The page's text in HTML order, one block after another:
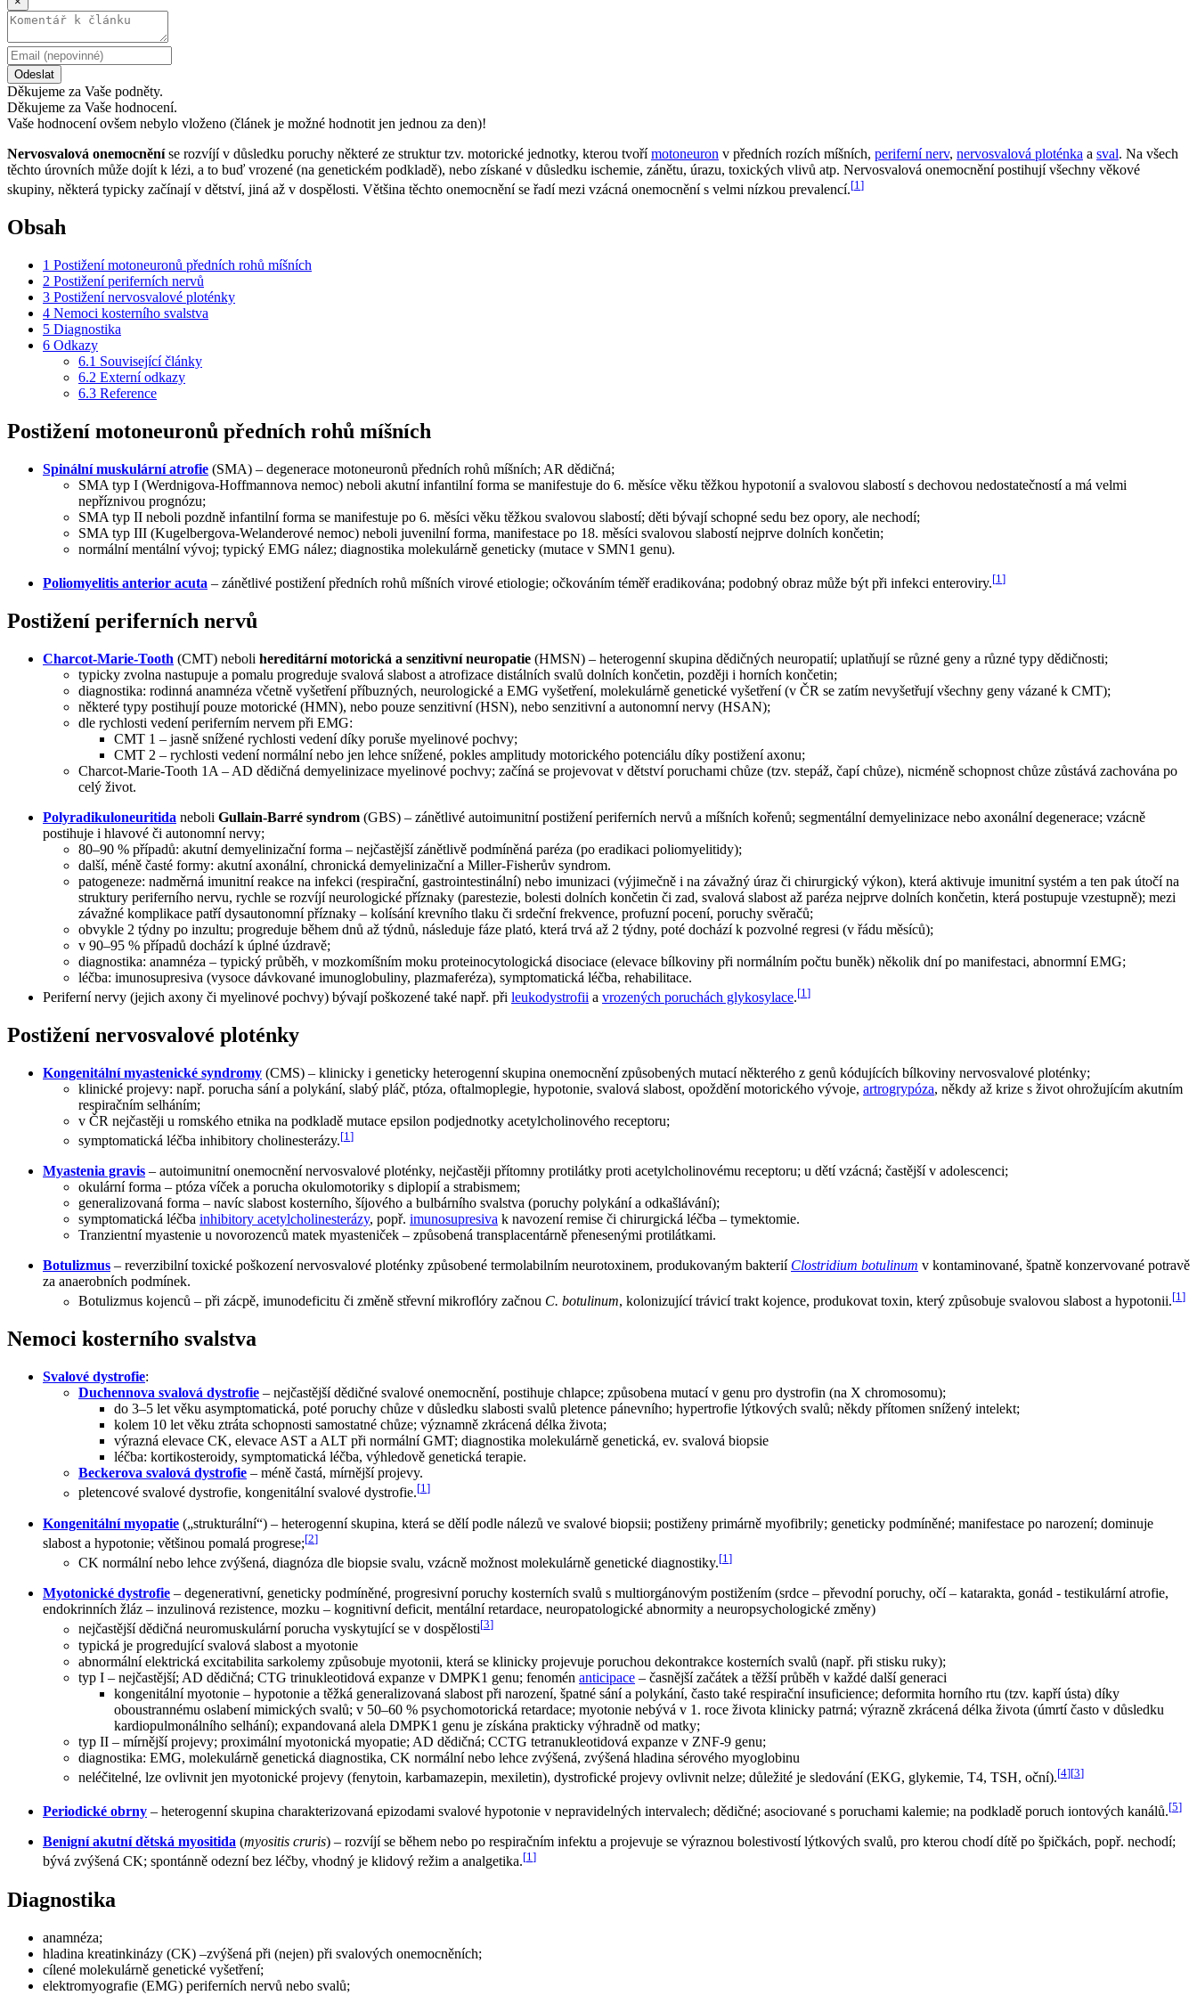
Odeslat
Děkujeme za Vaše podněty.
Děkujeme za Vaše hodnocení.
Vaše hodnocení ovšem nebylo vloženo (článek je možné hodnotit jen jednou za den)!
Nervosvalová onemocněníse rozvíjí v důsledku poruchy některé ze struktur tzv. motorické jednotky, kterou tvořímotoneuron v předních rozích míšních, periferní nerv, nervosvalová ploténka a sval. Na všech
těchto úrovních může dojít k lézi, a to buď vrozené (na genetickém podkladě), nebo získané v důsledku ischemie, zánětu, úrazu, toxických vlivů atp. Nervosvalová onemocnění postihují všechny věkové
skupiny, některá typicky začínají v dětství, jiná až v dospělosti. Většina těchto onemocnění se řadí mezi vzácná onemocnění s velmi nízkou prevalencí.[1 ]
Obsah
1 Postižení motoneuronů předních rohů míšních
2 Postižení periferních nervů
3 Postižení nervosvalové ploténky
4 Nemoci kosterního svalstva
5 Diagnostika
6 Odkazy
6.1 Související články
6.2 Externí odkazy
6.3 Reference
Postižení motoneuronů předních rohů míšních
Spinální muskulární atrofie (SMA) – degenerace motoneuronů předních rohů míšních; AR dědičná;
SMA typ I (Werdnigova-Hoffmannova nemoc) neboli akutní infantilní forma se manifestuje do 6. měsíce věku těžkou hypotonií a svalovou slabostí s dechovou nedostatečností a má velmi
nepříznivou prognózu;
SMA typ II neboli pozdně infantilní forma se manifestuje po 6. měsíci věku těžkou svalovou slabostí; děti bývají schopné sedu bez opory, ale nechodí;
SMA typ III (Kugelbergova-Welanderové nemoc) neboli juvenilní forma, manifestace po 18. měsíci svalovou slabostí nejprve dolních končetin;
normální mentální vývoj; typický EMG nález; diagnostika molekulárně geneticky (mutace v SMN1 genu).
Poliomyelitis anterior acuta – zánětlivé postižení předních rohů míšních virové etiologie; očkováním téměř eradikována; podobný obraz může být při infekci enteroviry.[1 ]
Postižení periferních nervů
Charcot-Marie-Tooth (CMT) neboli hereditární motorická a senzitivní neuropatie (HMSN) – heterogenní skupina dědičných neuropatií; uplatňují se různé geny a různé typy dědičnosti;
typicky zvolna nastupuje a pomalu progreduje svalová slabost a atrofizace distálních svalů dolních končetin, později i horních končetin;
diagnostika: rodinná anamnéza včetně vyšetření příbuzných, neurologické a EMG vyšetření, molekulárně genetické vyšetření (v ČR se zatím nevyšetřují všechny geny vázané k CMT);
některé typy postihují pouze motorické (HMN), nebo pouze senzitivní (HSN), nebo senzitivní a autonomní nervy (HSAN);
dle rychlosti vedení periferním nervem při EMG:
CMT 1 – jasně snížené rychlosti vedení díky poruše myelinové pochvy;
CMT 2 – rychlosti vedení normální nebo jen lehce snížené, pokles amplitudy motorického potenciálu díky postižení axonu;
Charcot-Marie-Tooth 1A – AD dědičná demyelinizace myelinové pochvy; začíná se projevovat v dětství poruchami chůze (tzv. stepáž, čapí chůze), nicméně schopnost chůze zůstává zachována po
celý život.
Polyradikuloneuritida neboli Gullain-Barré syndrom (GBS) – zánětlivé autoimunitní postižení periferních nervů a míšních kořenů; segmentální demyelinizace nebo axonální degenerace; vzácně
postihuje i hlavové či autonomní nervy;
80–90 % případů: akutní demyelinizační forma – nejčastější zánětlivě podmíněná paréza (po eradikaci poliomyelitidy);
další, méně časté formy: akutní axonální, chronická demyelinizační a Miller-Fisherův syndrom.
patogeneze: nadměrná imunitní reakce na infekci (respirační, gastrointestinální) nebo imunizaci (výjimečně i na závažný úraz či chirurgický výkon), která aktivuje imunitní systém a ten pak útočí na
struktury periferního nervu, rychle se rozvíjí neurologické příznaky (parestezie, bolesti dolních končetin či zad, svalová slabost až paréza nejprve dolních končetin, která postupuje vzestupně); mezi
závažné komplikace patří dysautonomní příznaky – kolísání krevního tlaku či srdeční frekvence, profuzní pocení, poruchy svěračů;
obvykle 2 týdny po inzultu; progreduje během dnů až týdnů, následuje fáze plató, která trvá až 2 týdny, poté dochází k pozvolné regresi (v řádu měsíců);
v 90–95 % případů dochází k úplné úzdravě;
diagnostika: anamnéza – typický průběh, v mozkomíšním moku proteinocytologická disociace (elevace bílkoviny při normálním počtu buněk) několik dní po manifestaci, abnormní EMG;
léčba: imunosupresiva (vysoce dávkované imunoglobuliny, plazmaferéza), symptomatická léčba, rehabilitace.
Periferní nervy (jejich axony či myelinové pochvy) bývají poškozené také např. při leukodystrofii a vrozených poruchách glykosylace.[1 ]
Postižení nervosvalové ploténky
Kongenitální myastenické syndromy (CMS) – klinicky i geneticky heterogenní skupina onemocnění způsobených mutací některého z genů kódujících bílkoviny nervosvalové ploténky;
klinické projevy: např. porucha sání a polykání, slabý pláč, ptóza, oftalmoplegie, hypotonie, svalová slabost, opoždění motorického vývoje, artrogrypóza, někdy až krize s život ohrožujícím akutním
respiračním selháním;
v ČR nejčastěji u romského etnika na podkladě mutace epsilon podjednotky acetylcholinového receptoru;
symptomatická léčba inhibitory cholinesterázy.[1 ]
Myastenia gravis – autoimunitní onemocnění nervosvalové ploténky, nejčastěji přítomny protilátky proti acetylcholinovému receptoru; u dětí vzácná; častější v adolescenci;
okulární forma – ptóza víček a porucha okulomotoriky s diplopií a strabismem;
generalizovaná forma – navíc slabost kosterního, šíjového a bulbárního svalstva (poruchy polykání a odkašlávání);
symptomatická léčba inhibitory acetylcholinesterázy, popř. imunosupresiva k navození remise či chirurgická léčba – tymektomie.
Tranzientní myastenie u novorozenců matek myasteniček – způsobená transplacentárně přenesenými protilátkami.
Botulizmus – reverzibilní toxické poškození nervosvalové ploténky způsobené termolabilním neurotoxinem, produkovaným bakterií Clostridium botulinum v kontaminované, špatně konzervované potravě
za anaerobních podmínek.
Botulizmus kojenců – při zácpě, imunodeficitu či změně střevní mikroflóry začnou C. botulinum, kolonizující trávicí trakt kojence, produkovat toxin, který způsobuje svalovou slabost a hypotonii.[1]
Nemoci kosterního svalstva
Svalové dystrofie:
Duchennova svalová dystrofie – nejčastější dědičné svalové onemocnění, postihuje chlapce; způsobena mutací v genu pro dystrofin (na X chromosomu);
do 3–5 let věku asymptomatická, poté poruchy chůze v důsledku slabosti svalů pletence pánevního; hypertrofie lýtkových svalů; někdy přítomen snížený intelekt;
kolem 10 let věku ztráta schopnosti samostatné chůze; významně zkrácená délka života;
výrazná elevace CK, elevace AST a ALT při normální GMT; diagnostika molekulárně genetická, ev. svalová biopsie
léčba: kortikosteroidy, symptomatická léčba, výhledově genetická terapie.
Beckerova svalová dystrofie – méně častá, mírnější projevy.
pletencové svalové dystrofie, kongenitální svalové dystrofie.[1]
Kongenitální myopatie („strukturální“) – heterogenní skupina, která se dělí podle nálezů ve svalové biopsii; postiženy primárně myofibrily; geneticky podmíněné; manifestace po narození; dominuje
slabost a hypotonie; většinou pomalá progrese;[2]
CK normální nebo lehce zvýšená, diagnóza dle biopsie svalu, vzácně možnost molekulárně genetické diagnostiky.[1]
Myotonické dystrofie – degenerativní, geneticky podmíněné, progresivní poruchy kosterních svalů s multiorgánovým postižením (srdce – převodní poruchy, očí – katarakta, gonád - testikulární atrofie,
endokrinních žláz – inzulinová rezistence, mozku – kognitivní deficit, mentální retardace, neuropatologické abnormity a neuropsychologické změny)
nejčastější dědičná neuromuskulární porucha vyskytující se v dospělosti[3]
typická je progredující svalová slabost a myotonie
abnormální elektrická excitabilita sarkolemy způsobuje myotonii, která se klinicky projevuje poruchou dekontrakce kosterních svalů (např. při stisku ruky);
typ I – nejčastější; AD dědičná; CTG trinukleotidová expanze v DMPK1 genu; fenomén anticipace – časnější začátek a těžší průběh v každé další generaci
kongenitální myotonie – hypotonie a těžká generalizovaná slabost při narození, špatné sání a polykání, často také respirační insuficience; deformita horního rtu (tzv. kapří ústa) díky
oboustrannému oslabení mimických svalů; v 50–60 % psychomotorická retardace; myotonie nebývá v 1. roce života klinicky patrná; výrazně zkrácená délka života (úmrtí často v důsledku
kardiopulmonálního selhání); expandovaná alela DMPK1 genu je získána prakticky výhradně od matky;
typ II – mírnější projevy; proximální myotonická myopatie; AD dědičná; CCTG tetranukleotidová expanze v ZNF-9 genu;
diagnostika: EMG, molekulárně genetická diagnostika, CK normální nebo lehce zvýšená, zvýšená hladina sérového myoglobinu
neléčitelné, lze ovlivnit jen myotonické projevy (fenytoin, karbamazepin, mexiletin), dystrofické projevy ovlivnit nelze; důležité je sledování (EKG, glykemie, T4, TSH, oční).[4][3]
Periodické obrny – heterogenní skupina charakterizovaná epizodami svalové hypotonie v nepravidelných intervalech; dědičné; asociované s poruchami kalemie; na podkladě poruch iontových kanálů.[5]
Benigní akutní dětská myositida (myositis cruris) – rozvíjí se během nebo po respiračním infektu a projevuje se výraznou bolestivostí lýtkových svalů, pro kterou chodí dítě po špičkách, popř. nechodí;
bývá zvýšená CK; spontánně odezní bez léčby, vhodný je klidový režim a analgetika.[1]
Diagnostika
anamnéza;
hladina kreatinkinázy (CK) –zvýšená při (nejen) při svalových onemocněních;
cílené molekulárně genetické vyšetření;
elektromyografie (EMG) periferních nervů nebo svalů;